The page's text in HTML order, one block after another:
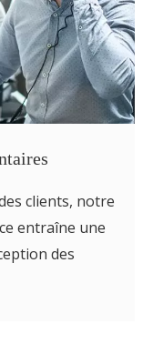
clients, notre
entraîne une
des